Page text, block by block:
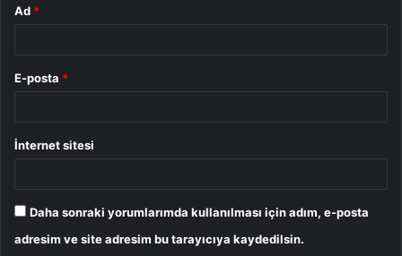
Ad *
E-posta *
İnternet sitesi
Daha sonraki yorumlarımda kullanılması için adım, e-posta
adresim ve site adresim bu tarayıcıya kaydedilsin.